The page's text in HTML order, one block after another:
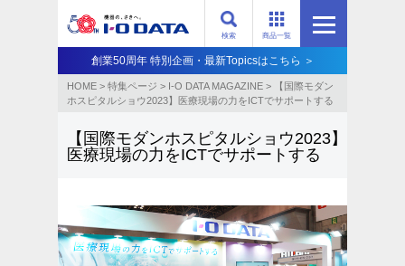
商品一覧
検索
創業50周年 特別企画・最新Topicsはこちら ＞
HOME > 特集ページ > I-O DATA MAGAZINE >
【国際モダン
ホスピタルショウ2023】医療現場の力をICTでサポートする
【国際モダンホスピタルショウ2023】
医療現場の力をICTでサポートする